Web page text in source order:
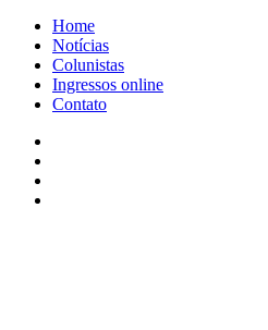
Home
Notícias
Colunistas
Ingressos online
Contato